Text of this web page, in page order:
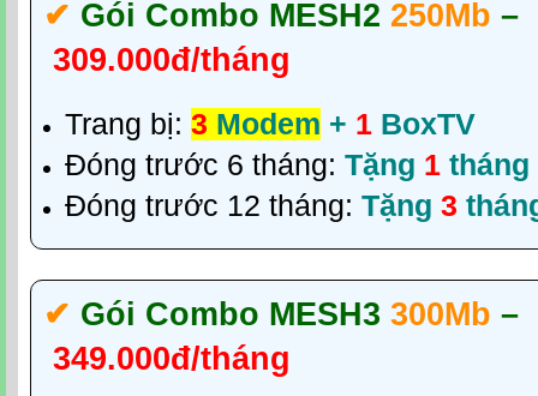
✔‎ Gói Combo MESH2 250Mb –
309.000đ/tháng
Trang bị: 3 Modem + 1 BoxTV
Đóng trước 6 tháng: Tặng 1 tháng
Đóng trước 12 tháng: Tặng 3
✔‎ Gói Combo MESH3 300Mb –
349.000đ/tháng